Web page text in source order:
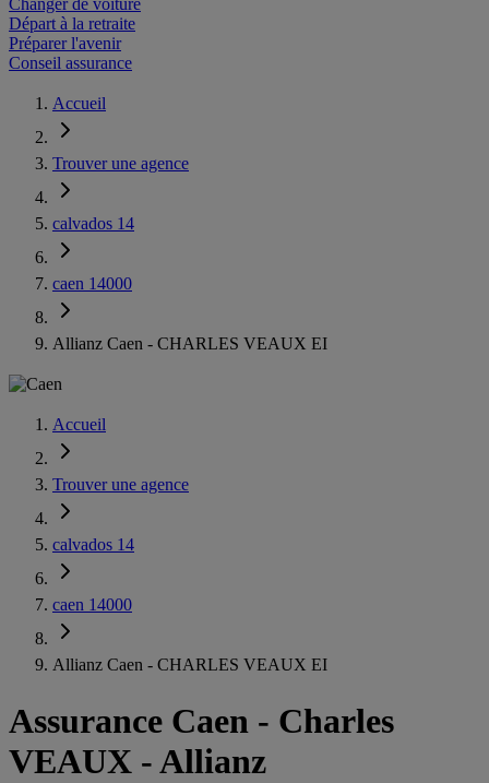
Changer de voiture
Départ à la retraite
Préparer l'avenir
Conseil assurance
Accueil
Trouver une agence
calvados 14
caen 14000
Allianz Caen - CHARLES VEAUX EI
Accueil
Trouver une agence
calvados 14
caen 14000
Allianz Caen - CHARLES VEAUX EI
Assurance Caen - Charles
VEAUX - Allianz